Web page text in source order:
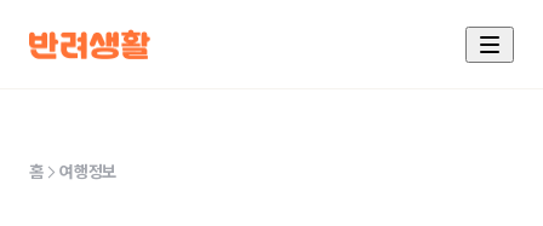
홈 여행정보